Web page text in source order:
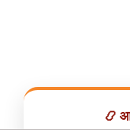
📿